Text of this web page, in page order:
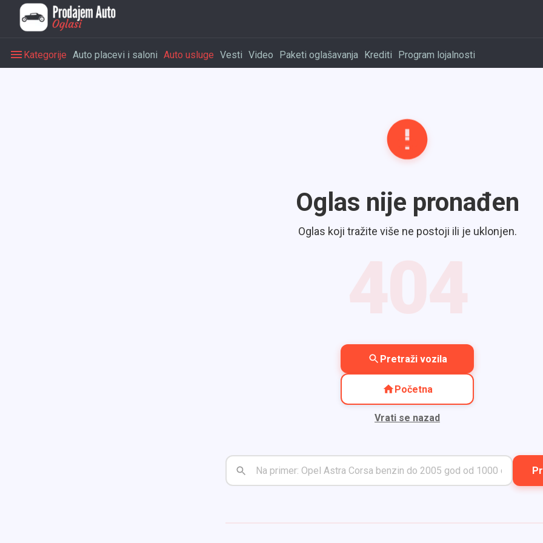
Kategorije Auto placevi i saloni Auto usluge Vesti Video Paketi oglašavanja Krediti Program lojalnosti
Oglas nije pronađen
Oglas koji tražite više ne postoji ili je uklonjen.
Pretraži vozila
Početna
Vrati se nazad